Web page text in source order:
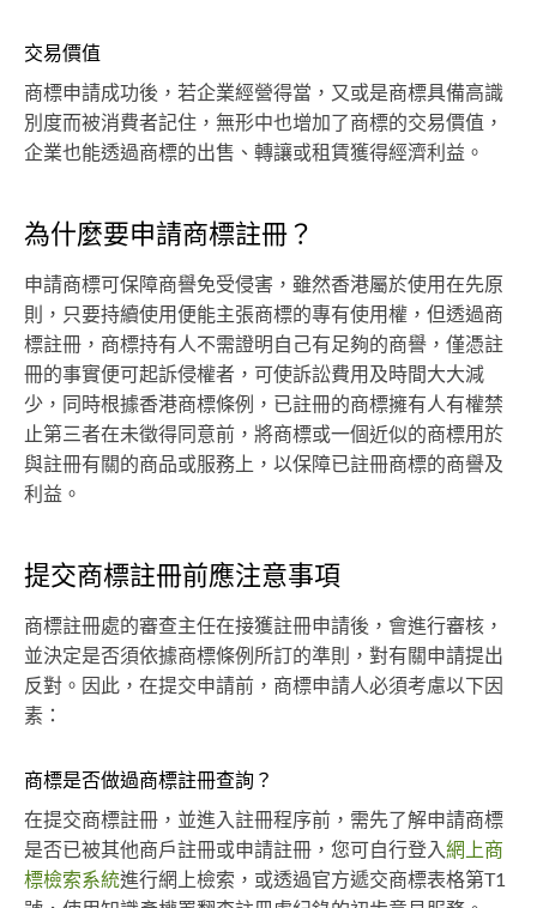
交易價值
商標申請成功後，若企業經營得當，又或是商標具備高識
別度而被消費者記住，無形中也增加了商標的交易價值，
企業也能透過商標的出售、轉讓或租賃獲得經濟利益。
為什麼要申請商標註冊？
申請商標可保障商譽免受侵害，雖然香港屬於使用在先原
則，只要持續使用便能主張商標的專有使用權，但透過商
標註冊，商標持有人不需證明自己有足夠的商譽，僅憑註
冊的事實便可起訴侵權者，可使訴訟費用及時間大大減
少，同時根據香港商標條例，已註冊的商標擁有人有權禁
止第三者在未徵得同意前，將商標或一個近似的商標用於
與註冊有關的商品或服務上，以保障已註冊商標的商譽及
利益。
提交商標註冊前應注意事項
商標註冊處的審查主任在接獲註冊申請後，會進行審核，
並決定是否須依據商標條例所訂的準則，對有關申請提出
反對。因此，在提交申請前，商標申請人必須考慮以下因
素：
商標是否做過商標註冊查詢？
在提交商標註冊，並進入註冊程序前，需先了解申請商標
是否已被其他商戶註冊或申請註冊，您可自行登入網上商
標檢索系統進行網上檢索，或透過官方遞交商標表格第T1